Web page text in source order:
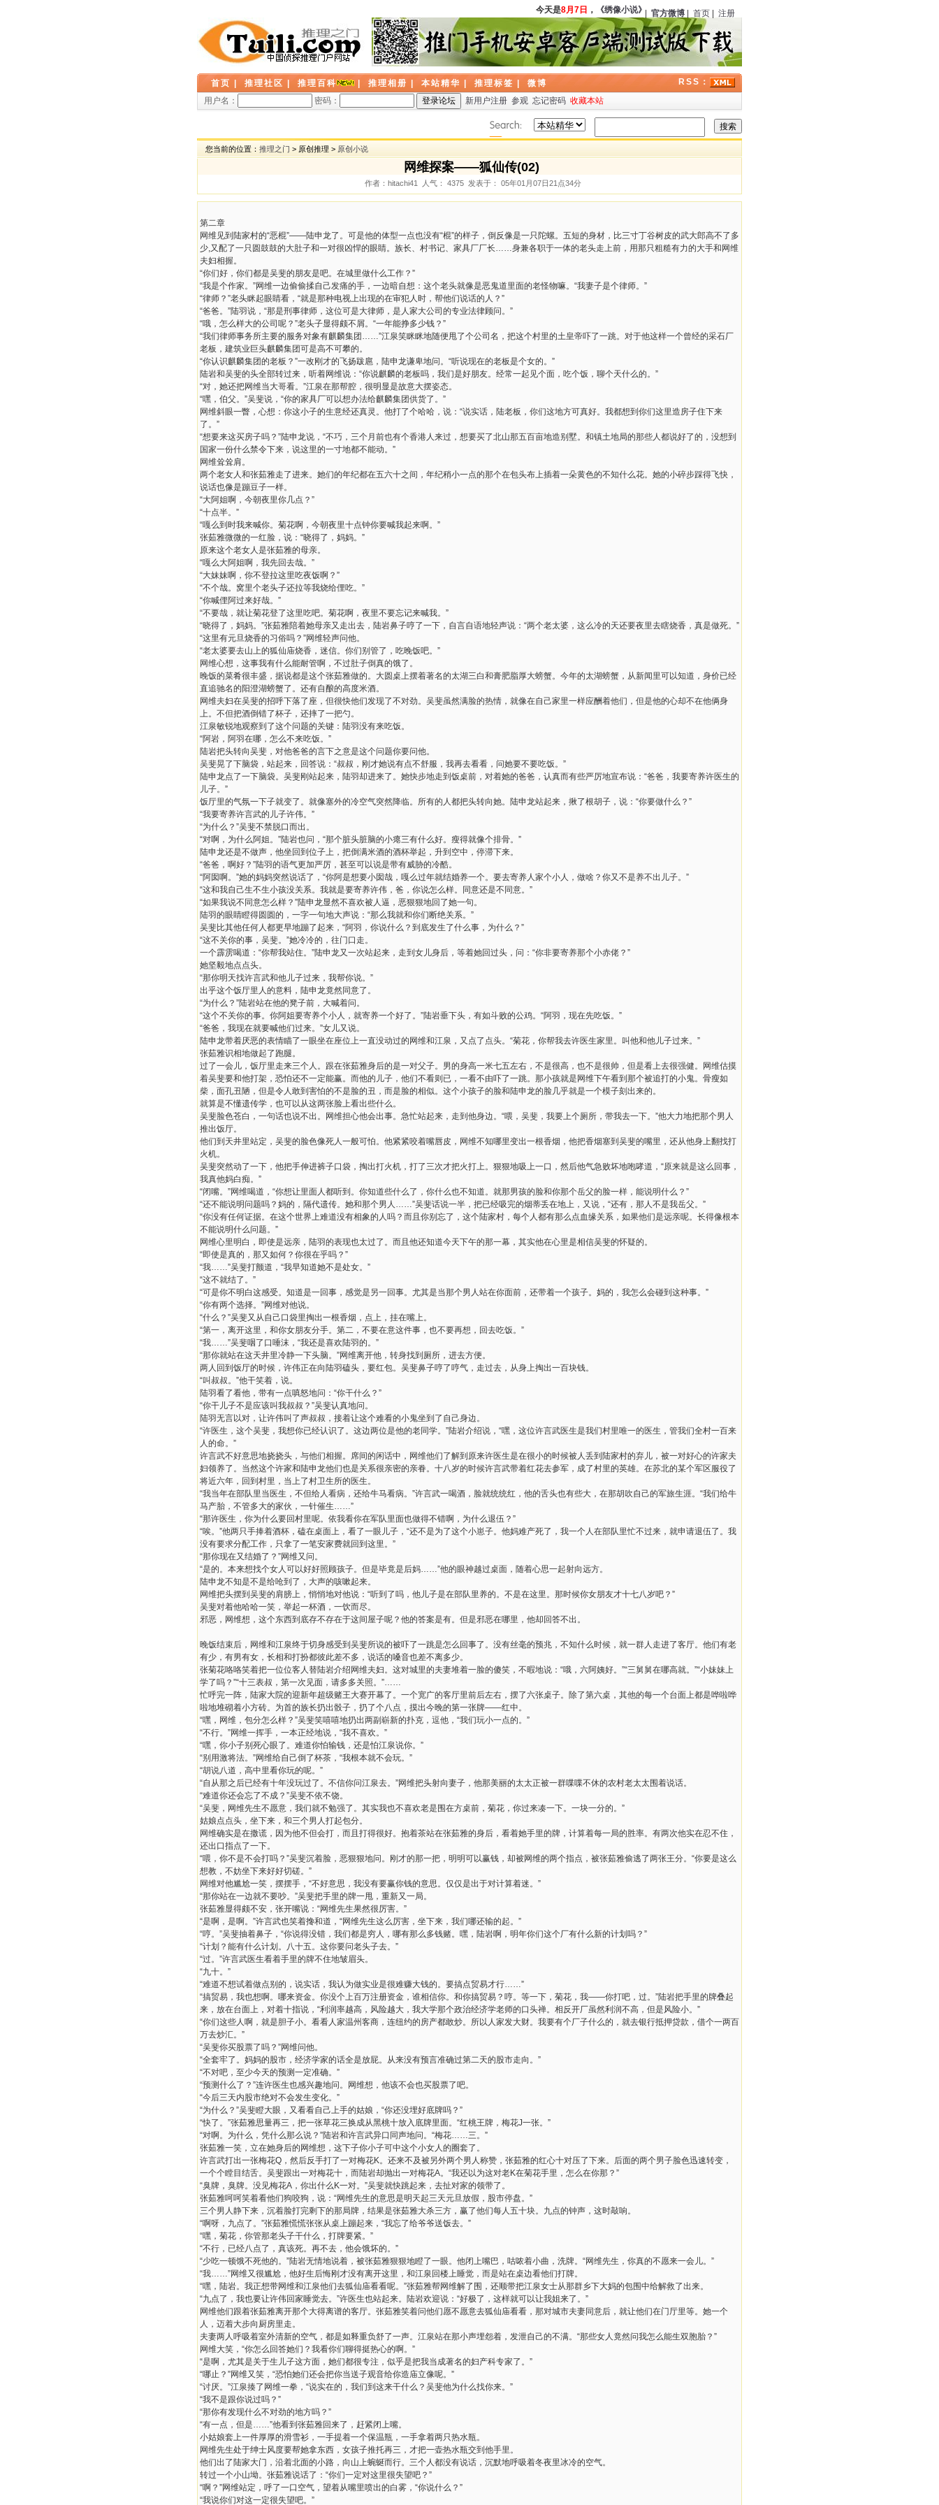
今天是8月7日， 《绣像小说》（中国）第六期刊载《银光马案》
官方微博 首页 注册
首页 推理社区 推理百科 推理相册 本站精华 推理标签 微博
RSS：
用户名：
密码： 新用户注册 参观 忘记密码 收藏本站
您当前的位置： 推理之门 > 原创推理 > 原创小说
网维探案——狐仙传(02)
作者：hitachi41 人气： 4375 发表于： 05年01月07日21点34分
第二章
网维见到陆家村的“恶棍”——陆申龙了。可是他的体型一点也没有“棍”的样子，倒反像是一只陀螺。五短的身材，比三寸丁谷树皮的武大郎高不了多
少,又配了一只圆鼓鼓的大肚子和一对很凶悍的眼睛。族长、村书记、家具厂厂长……身兼各职于一体的老头走上前，用那只粗糙有力的大手和网维
夫妇相握。
“你们好，你们都是吴斐的朋友是吧。在城里做什么工作？”
“我是个作家。”网维一边偷偷揉自己发痛的手，一边暗自想：这个老头就像是恶鬼道里面的老怪物嘛。“我妻子是个律师。”
“律师？”老头眯起眼睛看，“就是那种电视上出现的在审犯人时，帮他们说话的人？”
“爸爸。”陆羽说，“那是刑事律师，这位可是大律师，是人家大公司的专业法律顾问。”
“哦，怎么样大的公司呢？”老头子显得颇不屑。“一年能挣多少钱？”
“我们律师事务所主要的服务对象有麒麟集团……”江泉笑眯眯地随便甩了个公司名，把这个村里的土皇帝吓了一跳。对于他这样一个曾经的采石厂
老板，建筑业巨头麒麟集团可是高不可攀的。
“你认识麒麟集团的老板？”一改刚才的飞扬跋扈，陆申龙谦卑地问。“听说现在的老板是个女的。”
陆岩和吴斐的头全部转过来，听着网维说：“你说麒麟的老板吗，我们是好朋友。经常一起见个面，吃个饭，聊个天什么的。”
“对，她还把网维当大哥看。”江泉在那帮腔，很明显是故意大摆姿态。
“嘿，伯父。”吴斐说，“你的家具厂可以想办法给麒麟集团供货了。”
网维斜眼一瞥，心想：你这小子的生意经还真灵。他打了个哈哈，说：“说实话，陆老板，你们这地方可真好。我都想到你们这里造房子住下来
了。”
“想要来这买房子吗？”陆申龙说，“不巧，三个月前也有个香港人来过，想要买了北山那五百亩地造别墅。和镇土地局的那些人都说好了的，没想到
国家一份什么禁令下来，说这里的一寸地都不能动。”
网维耸耸肩。
两个老女人和张茹雅走了进来。她们的年纪都在五六十之间，年纪稍小一点的那个在包头布上插着一朵黄色的不知什么花。她的小碎步踩得飞快，
说话也像是蹦豆子一样。
“大阿姐啊，今朝夜里你几点？”
“十点半。”
“嘎么到时我来喊你。菊花啊，今朝夜里十点钟你要喊我起来啊。”
张茹雅微微的一红脸，说：“晓得了，妈妈。”
原来这个老女人是张茹雅的母亲。
“嘎么大阿姐啊，我先回去哉。”
“大妹妹啊，你不登拉这里吃夜饭啊？”
“不个哉。窝里个老头子还拉等我烧给俚吃。”
“你喊俚阿过来好哉。”
“不要哉，就让菊花登了这里吃吧。菊花啊，夜里不要忘记来喊我。”
“晓得了，妈妈。”张茹雅陪着她母亲又走出去，陆岩鼻子哼了一下，自言自语地轻声说：“两个老太婆，这么冷的天还要夜里去瞎烧香，真是做死。”
“这里有元旦烧香的习俗吗？”网维轻声问他。
“老太婆要去山上的狐仙庙烧香，迷信。你们别管了，吃晚饭吧。”
网维心想，这事我有什么能耐管啊，不过肚子倒真的饿了。
晚饭的菜肴很丰盛，据说都是这个张茹雅做的。大圆桌上摆着著名的太湖三白和膏肥脂厚大螃蟹。今年的太湖螃蟹，从新闻里可以知道，身价已经
直追驰名的阳澄湖螃蟹了。还有自酿的高度米酒。
网维夫妇在吴斐的招呼下落了座，但很快他们发现了不对劲。吴斐虽然满脸的热情，就像在自己家里一样应酬着他们，但是他的心却不在他俩身
上。不但把酒倒错了杯子，还摔了一把勺。
江泉敏锐地观察到了这个问题的关键：陆羽没有来吃饭。
“阿岩，阿羽在哪，怎么不来吃饭。”
陆岩把头转向吴斐，对他爸爸的言下之意是这个问题你要问他。
吴斐晃了下脑袋，站起来，回答说：“叔叔，刚才她说有点不舒服，我再去看看，问她要不要吃饭。”
陆申龙点了一下脑袋。吴斐刚站起来，陆羽却进来了。她快步地走到饭桌前，对着她的爸爸，认真而有些严厉地宣布说：“爸爸，我要寄养许医生的
儿子。”
饭厅里的气氛一下子就变了。就像塞外的冷空气突然降临。所有的人都把头转向她。陆申龙站起来，揪了根胡子，说：“你要做什么？”
“我要寄养许言武的儿子许伟。”
“为什么？”吴斐不禁脱口而出。
“对啊，为什么阿姐。”陆岩也问，“那个脏头脏脑的小瘪三有什么好。瘦得就像个排骨。”
陆申龙还是不做声，他坐回到位子上，把倒满米酒的酒杯举起，升到空中，停滞下来。
“爸爸，啊好？”陆羽的语气更加严厉，甚至可以说是带有威胁的冷酷。
“阿囡啊。”她的妈妈突然说话了，“你阿是想要小囡哉，嘎么过年就结婚养一个。要去寄养人家个小人，做啥？你又不是养不出儿子。”
“这和我自己生不生小孩没关系。我就是要寄养许伟，爸，你说怎么样。同意还是不同意。”
“如果我说不同意怎么样？”陆申龙显然不喜欢被人逼，恶狠狠地回了她一句。
陆羽的眼睛瞪得圆圆的，一字一句地大声说：“那么我就和你们断绝关系。”
吴斐比其他任何人都更早地蹦了起来，“阿羽，你说什么？到底发生了什么事，为什么？”
“这不关你的事，吴斐。”她冷冷的，往门口走。
一个霹雳喝道：“你帮我站住。”陆申龙又一次站起来，走到女儿身后，等着她回过头，问：“你非要寄养那个小赤佬？”
她坚毅地点点头。
“那你明天找许言武和他儿子过来，我帮你说。”
出乎这个饭厅里人的意料，陆申龙竟然同意了。
“为什么？”陆岩站在他的凳子前，大喊着问。
“这个不关你的事。你阿姐要寄养个小人，就寄养一个好了。”陆岩垂下头，有如斗败的公鸡。“阿羽，现在先吃饭。”
“爸爸，我现在就要喊他们过来。”女儿又说。
陆申龙带着厌恶的表情瞄了一眼坐在座位上一直没动过的网维和江泉，又点了点头。“菊花，你帮我去许医生家里。叫他和他儿子过来。”
张茹雅识相地做起了跑腿。
过了一会儿，饭厅里走来三个人。跟在张茹雅身后的是一对父子。男的身高一米七五左右，不是很高，也不是很帅，但是看上去很强健。网维估摸
着吴斐要和他打架，恐怕还不一定能赢。而他的儿子，他们不看则已，一看不由吓了一跳。那小孩就是网维下午看到那个被追打的小鬼。骨瘦如
柴，面孔丑陋，但是令人敢到害怕的不是脸的丑，而是脸的相似。这个小孩子的脸和陆申龙的脸几乎就是一个模子刻出来的。
就算是不懂遗传学，也可以从这两张脸上看出些什么。
吴斐脸色苍白，一句话也说不出。网维担心他会出事。急忙站起来，走到他身边。“喂，吴斐，我要上个厕所，带我去一下。”他大力地把那个男人
推出饭厅。
他们到天井里站定，吴斐的脸色像死人一般可怕。他紧紧咬着嘴唇皮，网维不知哪里变出一根香烟，他把香烟塞到吴斐的嘴里，还从他身上翻找打
火机。
吴斐突然动了一下，他把手伸进裤子口袋，掏出打火机，打了三次才把火打上。狠狠地吸上一口，然后他气急败坏地咆哮道，“原来就是这么回事，
我真他妈白痴。”
“闭嘴。”网维喝道，“你想让里面人都听到。你知道些什么了，你什么也不知道。就那男孩的脸和你那个岳父的脸一样，能说明什么？”
“还不能说明问题吗？妈的，隔代遗传。她和那个男人……”吴斐话说一半，把已经吸完的烟蒂丢在地上，又说，“还有，那人不是我岳父。”
“你没有任何证据。在这个世界上难道没有相象的人吗？而且你别忘了，这个陆家村，每个人都有那么点血缘关系，如果他们是远亲呢。长得像根本
不能说明什么问题。”
网维心里明白，即使是远亲，陆羽的表现也太过了。而且他还知道今天下午的那一幕，其实他在心里是相信吴斐的怀疑的。
“即使是真的，那又如何？你很在乎吗？”
“我……”吴斐打颤道，“我早知道她不是处女。”
“这不就结了。”
“可是你不明白这感受。知道是一回事，感觉是另一回事。尤其是当那个男人站在你面前，还带着一个孩子。妈的，我怎么会碰到这种事。”
“你有两个选择。”网维对他说。
“什么？”吴斐又从自己口袋里掏出一根香烟，点上，挂在嘴上。
“第一，离开这里，和你女朋友分手。第二，不要在意这件事，也不要再想，回去吃饭。”
“我……”吴斐咽了口唾沫，“我还是喜欢陆羽的。”
“那你就站在这天井里冷静一下头脑。”网维离开他，转身找到厕所，进去方便。
两人回到饭厅的时候，许伟正在向陆羽磕头，要红包。吴斐鼻子哼了哼气，走过去，从身上掏出一百块钱。
“叫叔叔。”他干笑着，说。
陆羽看了看他，带有一点嗔怒地问：“你干什么？”
“你干儿子不是应该叫我叔叔？”吴斐认真地问。
陆羽无言以对，让许伟叫了声叔叔，接着让这个难看的小鬼坐到了自己身边。
“许医生，这个吴斐，我想你已经认识了。这边两位是他的老同学。”陆岩介绍说，“嘿，这位许言武医生是我们村里唯一的医生，管我们全村一百来
人的命。”
许言武不好意思地挠挠头，与他们相握。席间的闲话中，网维他们了解到原来许医生是在很小的时候被人丢到陆家村的弃儿，被一对好心的许家夫
妇领养了。当然这个许家和陆申龙他们也是关系很亲密的亲眷。十八岁的时候许言武带着红花去参军，成了村里的英雄。在苏北的某个军区服役了
将近六年，回到村里，当上了村卫生所的医生。
“我当年在部队里当医生，不但给人看病，还给牛马看病。”许言武一喝酒，脸就统统红，他的舌头也有些大，在那胡吹自己的军旅生涯。“我们给牛
马产胎，不管多大的家伙，一针催生……”
“那许医生，你为什么要回村里呢。依我看你在军队里面也做得不错啊，为什么退伍？”
“唉。”他两只手捧着酒杯，磕在桌面上，看了一眼儿子，“还不是为了这个小崽子。他妈难产死了，我一个人在部队里忙不过来，就申请退伍了。我
没有要求分配工作，只拿了一笔安家费就回到这里。”
“那你现在又结婚了？”网维又问。
“是的。本来想找个女人可以好好照顾孩子。但是毕竟是后妈……”他的眼神越过桌面，随着心思一起射向远方。
陆申龙不知是不是给呛到了，大声的咳嗽起来。
网维把头摆到吴斐的肩膀上，悄悄地对他说：“听到了吗，他儿子是在部队里养的。不是在这里。那时候你女朋友才十七八岁吧？”
吴斐对着他哈哈一笑，举起一杯酒，一饮而尽。
邪恶，网维想，这个东西到底存不存在于这间屋子呢？他的答案是有。但是邪恶在哪里，他却回答不出。
晚饭结束后，网维和江泉终于切身感受到吴斐所说的被吓了一跳是怎么回事了。没有丝毫的预兆，不知什么时候，就一群人走进了客厅。他们有老
有少，有男有女，长相和打扮都彼此差不多，说话的嗓音也差不离多少。
张菊花咯咯笑着把一位位客人替陆岩介绍网维夫妇。这对城里的夫妻堆着一脸的傻笑，不暇地说：“哦，六阿姨好。”“三舅舅在哪高就。”“小妹妹上
学了吗？”“十三表叔，第一次见面，请多多关照。”……
忙呼完一阵，陆家大院的迎新年超级赌王大赛开幕了。一个宽广的客厅里前后左右，摆了六张桌子。除了第六桌，其他的每一个台面上都是哗啦哗
啦地堆砌着小方砖。为首的族长扔出骰子，扔了个八点，摸出今晚的第一张牌——红中。
“嘿，网维，包分怎么样？”吴斐笑嘻嘻地扔出两副崭新的扑克，逗他，“我们玩小一点的。”
“不行。”网维一挥手，一本正经地说，“我不喜欢。”
“嘿，你小子别死心眼了。难道你怕输钱，还是怕江泉说你。”
“别用激将法。”网维给自己倒了杯茶，“我根本就不会玩。”
“胡说八道，高中里看你玩的呢。”
“自从那之后已经有十年没玩过了。不信你问江泉去。”网维把头射向妻子，他那美丽的太太正被一群喋喋不休的农村老太太围着说话。
“难道你还会忘了不成？”吴斐不依不饶。
“吴斐，网维先生不愿意，我们就不勉强了。其实我也不喜欢老是围在方桌前，菊花，你过来凑一下。一块一分的。”
姑娘点点头，坐下来，和三个男人打起包分。
网维确实是在撒谎，因为他不但会打，而且打得很好。抱着茶站在张茹雅的身后，看着她手里的牌，计算着每一局的胜率。有两次他实在忍不住，
还出口指点了一下。
“喂，你不是不会打吗？”吴斐沉着脸，恶狠狠地问。刚才的那一把，明明可以赢钱，却被网维的两个指点，被张茹雅偷逃了两张王分。“你要是这么
想教，不妨坐下来好好切磋。”
网维对他尴尬一笑，摆摆手，“不好意思，我没有要赢你钱的意思。仅仅是出于对计算着迷。”
“那你站在一边就不要吵。”吴斐把手里的牌一甩，重新又一局。
张茹雅显得颇不安，张开嘴说：“网维先生果然很厉害。”
“是啊，是啊。”许言武也笑着搀和道，“网维先生这么厉害，坐下来，我们哪还输的起。”
“哼。”吴斐抽着鼻子，“你说得没错，我们都是穷人，哪有那么多钱赌。嘿，陆岩啊，明年你们这个厂有什么新的计划吗？”
“计划？能有什么计划。八十五。这你要问老头子去。”
“过。”许言武医生看着手里的牌不住地皱眉头。
“九十。”
“难道不想试着做点别的，说实话，我认为做实业是很难赚大钱的。要搞点贸易才行……”
“搞贸易，我也想啊。哪来资金。你没个上百万注册资金，谁相信你。和你搞贸易？哼。等一下，菊花，我——你打吧，过。”陆岩把手里的牌叠起
来，放在台面上，对着十指说，“利润率越高，风险越大，我大学那个政治经济学老师的口头禅。相反开厂虽然利润不高，但是风险小。”
“你们这些人啊，就是胆子小。看看人家温州客商，连纽约的房产都敢炒。所以人家发大财。我要有个厂子什么的，就去银行抵押贷款，借个一两百
万去炒汇。”
“吴斐你买股票了吗？”网维问他。
“全套牢了。妈妈的股市，经济学家的话全是放屁。从来没有预言准确过第二天的股市走向。”
“不对吧，至少今天的预测一定准确。”
“预测什么了？”连许医生也感兴趣地问。网维想，他该不会也买股票了吧。
“今后三天内股市绝对不会发生变化。”
“为什么？”吴斐瞪大眼，又看看自己上手的姑娘，“你还没埋好底牌吗？”
“快了。”张茹雅思量再三，把一张草花三换成从黑桃十放入底牌里面。“红桃王牌，梅花J一张。”
“对啊。为什么，凭什么那么说？”陆岩和许言武异口同声地问。“梅花……三。”
张茹雅一笑，立在她身后的网维想，这下子你小子可中这个小女人的圈套了。
许言武打出一张梅花Q，然后反手打了一对梅花K。还来不及被另外两个男人称赞，张茹雅的红心十对压了下来。后面的两个男子脸色迅速转变，
一个个瞠目结舌。吴斐跟出一对梅花十，而陆岩却抛出一对梅花A。“我还以为这对老K在菊花手里，怎么在你那？”
“臭牌，臭牌。没见梅花A，你出什么K一对。”吴斐就快跳起来，去扯对家的领带了。
张茹雅呵呵笑着看他们狗咬狗，说：“网维先生的意思是明天起三天元旦放假，股市停盘。”
三个男人静下来，沉着脸打完剩下的那局牌，结果是张茹雅大杀三方，赢了他们每人五十块。九点的钟声，这时敲响。
“啊呀，九点了。”张茹雅慌慌张张从桌上蹦起来，“我忘了给爷爷送饭去。”
“嘿，菊花，你管那老头子干什么，打牌要紧。”
“不行，已经八点了，真该死。再不去，他会饿坏的。”
“少吃一顿饿不死他的。”陆岩无情地说着，被张茹雅狠狠地瞪了一眼。他闭上嘴巴，咕哝着小曲，洗牌。“网维先生，你真的不愿来一会儿。”
“我……”网维又很尴尬，他好生后悔刚才没有离开这里，和江泉回楼上睡觉，而是站在桌边看他们打牌。
“嘿，陆岩。我正想带网维和江泉他们去狐仙庙看看呢。”张茹雅帮网维解了围，还顺带把江泉女士从那群乡下大妈的包围中给解救了出来。
“九点了，我也要让许伟回家睡觉去。”许医生也站起来。陆岩欢迎说：“好极了，这样就可以让我姐来了。”
网维他们跟着张茹雅离开那个大得离谱的客厅。张茹雅笑着问他们愿不愿意去狐仙庙看看，那对城市夫妻同意后，就让他们在门厅里等。她一个
人，迈着大步向厨房里走。
夫妻两人呼吸着室外清新的空气，都是如释重负舒了一声。江泉站在那小声埋怨着，发泄自己的不满。“那些女人竟然问我怎么能生双胞胎？”
网维大笑，“你怎么回答她们？我看你们聊得挺热心的啊。”
“是啊，尤其是关于生儿子这方面，她们都很专注，似乎是把我当成著名的妇产科专家了。”
“哪止？”网维又笑，“恐怕她们还会把你当送子观音给你造庙立像呢。”
“讨厌。”江泉揍了网维一拳，“说实在的，我们到这来干什么？吴斐他为什么找你来。”
“我不是跟你说过吗？”
“那你有发现什么不对劲的地方吗？”
“有一点，但是……”他看到张茹雅回来了，赶紧闭上嘴。
小姑娘套上一件厚厚的滑雪衫，一手提着一个保温瓶，一手拿着两只热水瓶。
网维先生处于绅士风度要帮她拿东西，女孩子推托再三，才把一壶热水瓶交到他手里。
他们出了陆家大门，沿着北面的小路，向山上蜿蜒而行。三个人都没有说话，沉默地呼吸着冬夜里冰冷的空气。
转过一个小山坳。张茹雅说话了：“你们一定对这里很失望吧？”
“啊？”网维站定，呼了一口空气，望着从嘴里喷出的白雾，“你说什么？”
“我说你们对这一定很失望吧。”